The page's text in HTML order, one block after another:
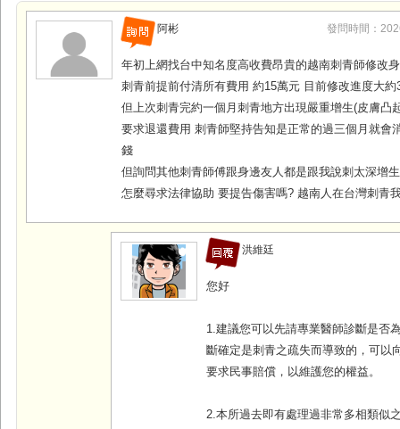
阿彬 發問時間：
年初上網找台中知名度高收費昂貴的越南刺青師修改
刺青前提前付清所有費用 約15萬元 目前修改進度大約
但上次刺青完約一個月刺青地方出現嚴重增生(皮膚凸
要求退還費用 刺青師堅持告知是正常的過三個月就會
錢
但詢問其他刺青師傅跟身邊友人都是跟我說刺太深增
怎麼尋求法律協助 要提告傷害嗎? 越南人在台灣刺青
洪維廷
您好
1.建議您可以先請專業醫師診斷是否
斷確定是刺青之疏失而導致的，可以
要求民事賠償，以維護您的權益。
2.本所過去即有處理過非常多相類似